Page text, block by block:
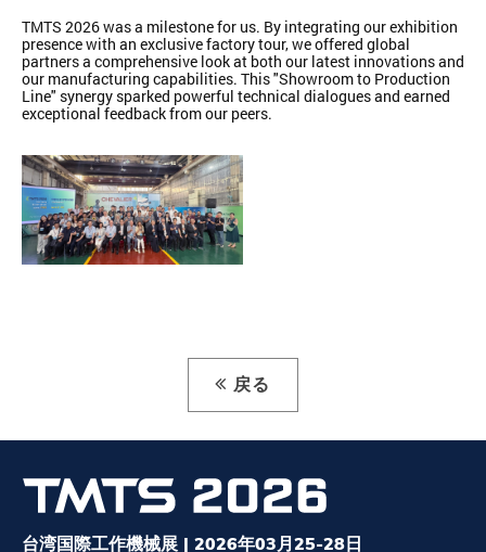
TMTS 2026 was a milestone for us. By integrating our exhibition
presence with an exclusive factory tour, we offered global
partners a comprehensive look at both our latest innovations and
our manufacturing capabilities. This "Showroom to Production
Line" synergy sparked powerful technical dialogues and earned
exceptional feedback from our peers.
戻る
台湾国際工作機械展 | 2026年03月25-28日